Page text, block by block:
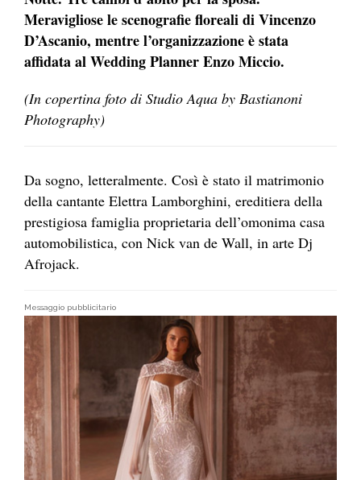
Meravigliose le scenografie floreali di Vincenzo
D’Ascanio, mentre l’organizzazione è stata
affidata al Wedding Planner Enzo Miccio.
(In copertina foto di Studio Aqua by Bastianoni
Photography)
Da sogno, letteralmente. Così è stato il matrimonio
della cantante Elettra Lamborghini, ereditiera della
prestigiosa famiglia proprietaria dell’omonima casa
automobilistica, con Nick van de Wall, in arte Dj
Afrojack.
Messaggio pubblicitario